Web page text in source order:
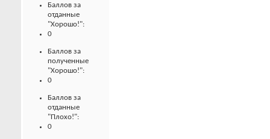
Баллов за
отданные
"Хорошо!":
0
Баллов за
полученные
"Хорошо!":
0
Баллов за
отданные
"Плохо!":
0